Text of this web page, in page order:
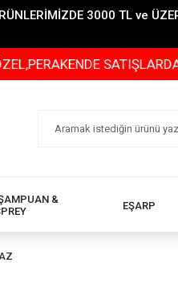
3000 TL ve
SATIŞLARDA
&
EŞARP